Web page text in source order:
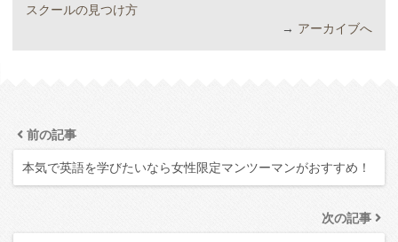
スクールの見つけ方
→ アーカイブへ
前の記事
本気で英語を学びたいなら女性限定マンツーマンがおすすめ！
次の記事